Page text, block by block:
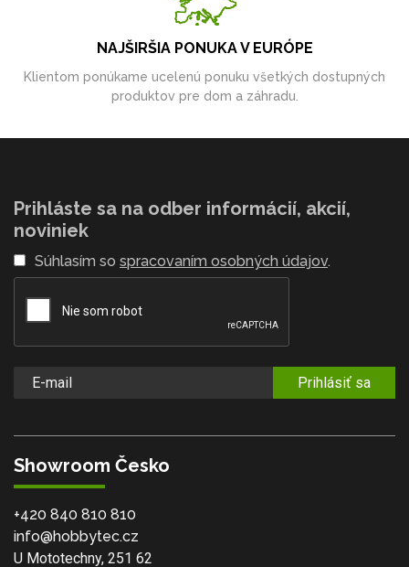
NAJŠIRŠIA PONUKA V EURÓPE
Klientom ponúkame ucelenú ponuku všetkých dostupných
produktov pre dom a záhradu.
Prihláste sa na odber informácií, akcií,
noviniek
Súhlasím so spracovaním osobných údajov.
Prihlásiť sa
Showroom Česko
+420 840 810 810
info@hobbytec.cz
U Mototechny, 251 62